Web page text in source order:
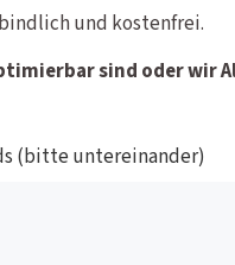
und kostenfrei.
sind oder wir
(bitte untereinander)